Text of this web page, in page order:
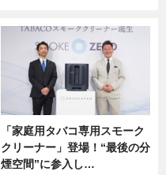
「家庭用タバコ専用スモーク
クリーナー」登場！“最後の分
煙空間”に参入し…